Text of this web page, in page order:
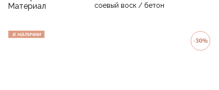
Материал соевый воск / бетон
в наличии
-30%